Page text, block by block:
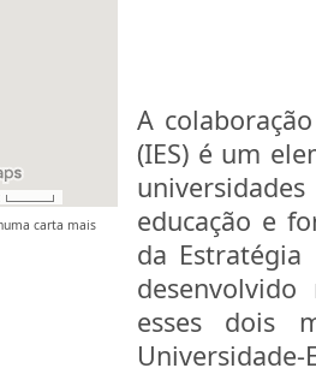
A
(IES) é um
educação e
da Estratégia
esses dois
Universidade-
carta mais